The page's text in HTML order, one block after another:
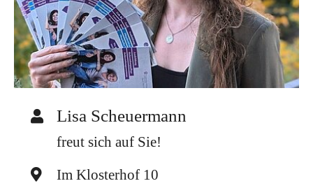
Lisa Scheuermann
freut sich auf Sie!
Im Klosterhof 10